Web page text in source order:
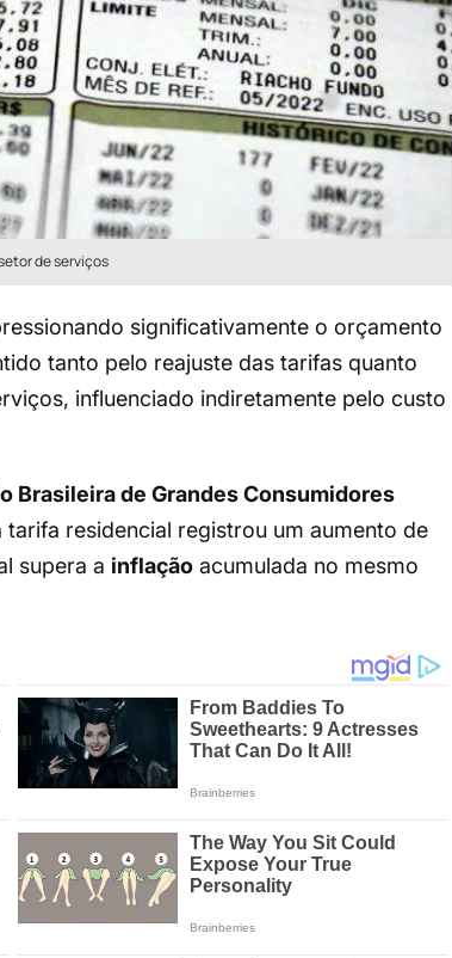
de serviços
significativamente o orçamento
tanto pelo reajuste das tarifas quanto
influenciado indiretamente pelo custo
Brasileira de Grandes Consumidores
tarifa residencial registrou um aumento de
supera a inflaçãoacumulada no mesmo